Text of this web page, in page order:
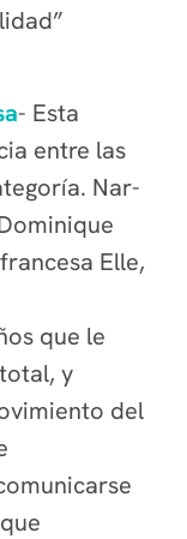
- Esta
entre las
Nar­
Elle,
que le
y
del